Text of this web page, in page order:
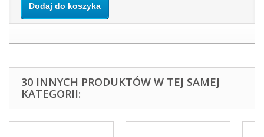
Dodaj do koszyka
30 INNYCH PRODUKTÓW W TEJ SAMEJ
KATEGORII: